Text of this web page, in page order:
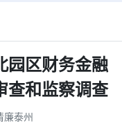
园区财务金融
查和监察调查
廉泰州